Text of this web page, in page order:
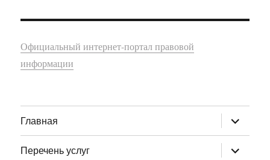
Официальный интернет-портал правовой
информации
Главная раскрыть
дочернее
меню
Перечень услуг
раскрыть
дочернее